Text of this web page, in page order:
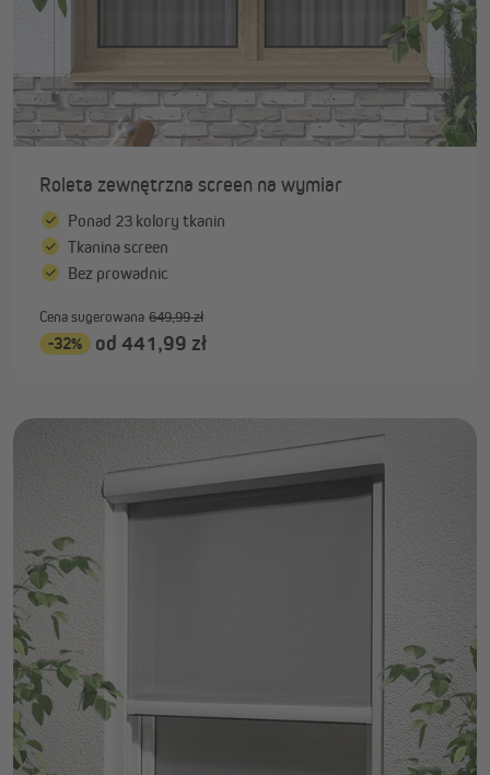
Roleta zewnętrzna screen na wymiar
Ponad 23 kolory tkanin
Tkanina screen
Bez prowadnic
Cena sugerowana 649,99 zł
-32% od 441,99 zł